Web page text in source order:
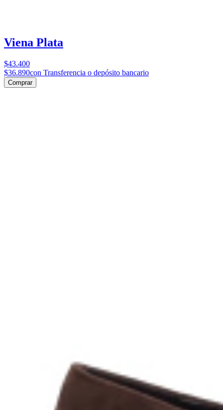
Viena Plata
$43.400
$36.890con Transferencia o depósito bancario
Comprar